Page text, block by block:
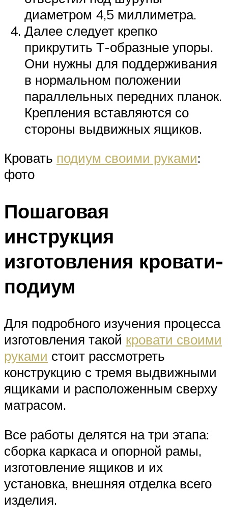
диаметром 4,5 миллиметра.
Далее следует крепко
прикрутить Т-образные упоры.
Они нужны для поддерживания
в нормальном положении
параллельных передних планок.
Крепления вставляются со
стороны выдвижных ящиков.
Кровать подиум своими руками:
фото
Пошаговая
инструкция
изготовления кровати-
подиум
Для подробного изучения процесса
изготовления такой кровати своими
руками стоит рассмотреть
конструкцию с тремя выдвижными
ящиками и расположенным сверху
матрасом.
Все работы делятся на три этапа:
сборка каркаса и опорной рамы,
изготовление ящиков и их
установка, внешняя отделка всего
изделия.